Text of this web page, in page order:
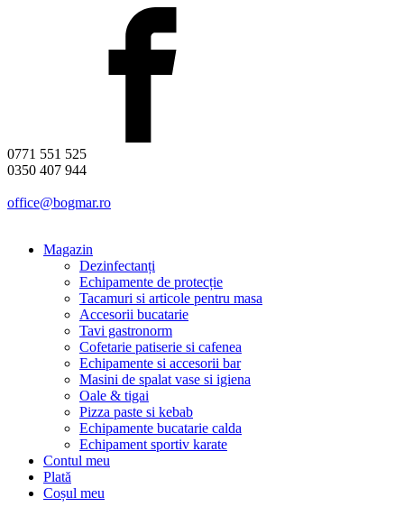
0771 551 525
0350 407 944
office@bogmar.ro
Magazin
Dezinfectanți
Echipamente de protecție
Tacamuri si articole pentru masa
Accesorii bucatarie
Tavi gastronorm
Cofetarie patiserie si cafenea
Echipamente si accesorii bar
Masini de spalat vase si igiena
Oale & tigai
Pizza paste si kebab
Echipamente bucatarie calda
Echipament sportiv karate
Contul meu
Plată
Coșul meu